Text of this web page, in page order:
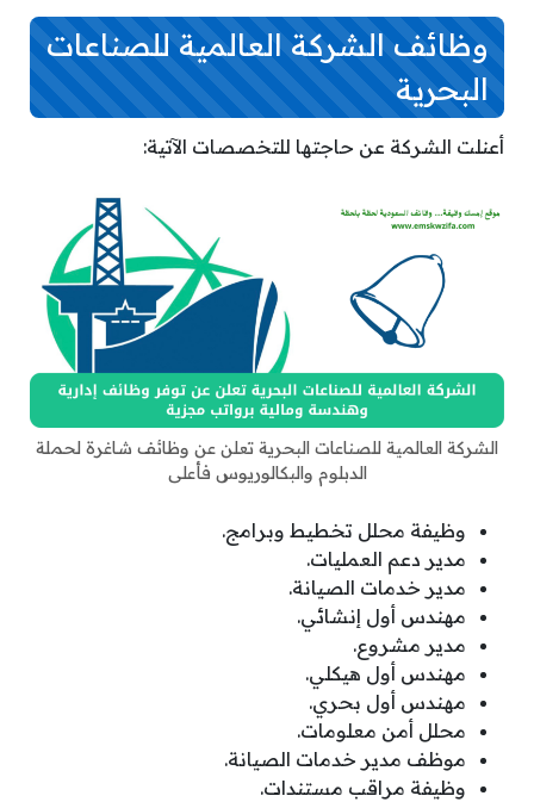
وظائف الشركة العالمية للصناعات
البحرية
أعنلت الشركة عن حاجتها للتخصصات الآتية:
الشركة العالمية للصناعات البحرية تعلن عن وظائف شاغرة لحملة
الدبلوم والبكالوريوس فأعلى
وظيفة محلل تخطيط وبرامج.
مدير دعم العمليات.
مدير خدمات الصيانة.
مهندس أول إنشائي.
مدير مشروع.
مهندس أول هيكلي.
مهندس أول بحري.
محلل أمن معلومات.
موظف مدير خدمات الصيانة.
وظيفة مراقب مستندات.